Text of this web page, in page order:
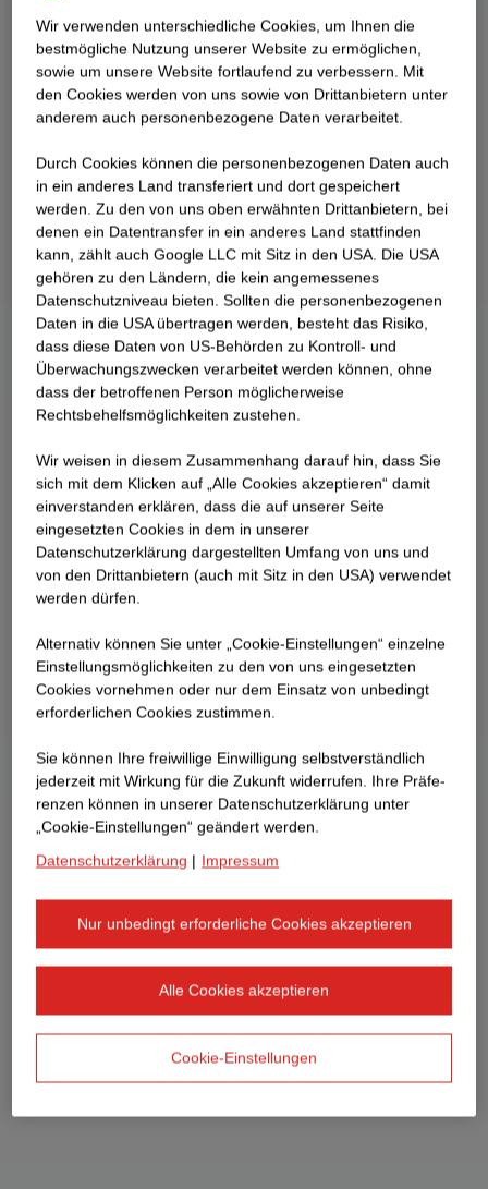
Wir verwenden unterschiedliche Cookies, um Ihnen die
best­mögliche Nutzung unserer Website zu ermöglichen,
sowie um unsere Website fortlaufend zu verbessern. Mit
den Cookies werden von uns sowie von Drittanbietern unter
anderem auch personenbezogene Daten verarbeitet.
Durch Cookies können die personenbezogenen Daten auch
in ein anderes Land transferiert und dort gespeichert
werden. Zu den von uns oben erwähnten Drittanbietern, bei
denen ein Datentransfer in ein anderes Land stattfinden
kann, zählt auch Google LLC mit Sitz in den USA. Die USA
gehören zu den Ländern, die kein angemessenes
Datenschutzniveau bieten. Sollten die personenbezogenen
Daten in die USA übertragen werden, besteht das Risiko,
dass diese Daten von US-Behörden zu Kontroll- und
Überwachungszwecken verarbeitet werden können, ohne
dass der betroffenen Person möglicherweise
Rechtsbehelfsmöglichkeiten zustehen.
Wir weisen in diesem Zusammenhang darauf hin, dass Sie
sich mit dem Klicken auf „Alle Cookies akzeptieren“ damit
ein­ver­standen erklären, dass die auf unserer Seite
eingesetzten Cookies in dem in unserer
Datenschutzerklärung dargestellten Umfang von uns und
von den Drittanbietern (auch mit Sitz in den USA) verwendet
werden dürfen.
Alternativ können Sie unter „Cookie-Einstellungen“ einzelne
Einstellungsmöglichkeiten zu den von uns eingesetzten
Cookies vornehmen oder nur dem Einsatz von unbedingt
erforderlichen Cookies zustimmen.
Sie können Ihre freiwillige Einwilligung selbstverständlich
jederzeit mit Wirkung für die Zukunft widerrufen. Ihre Prä­fe­
renzen können in unserer Datenschutzerklärung unter
„Cookie-Einstellungen“ geändert werden.
Datenschutzerklärung | Impressum
Nur unbedingt erforderliche Cookies akzeptieren
Alle Cookies akzeptieren
Cookie-Einstellungen